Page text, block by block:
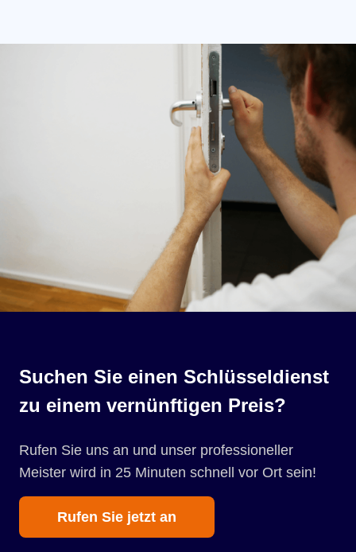
Suchen Sie einen Schlüsseldienst
zu einem vernünftigen Preis?
Rufen Sie uns an und unser professioneller
Meister wird in 25 Minuten schnell vor Ort sein!
Rufen Sie jetzt an